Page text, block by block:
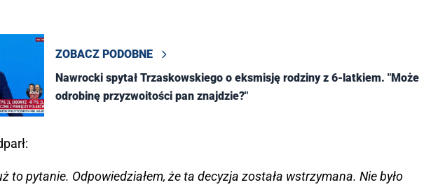
ZOBACZ PODOBNE
Nawrocki spytał Trzaskowskiego o eksmisję rodziny z 6-latkiem. "Może
odrobinę przyzwoitości pan znajdzie?"
to pytanie. Odpowiedziałem, że ta decyzja została wstrzymana. Nie było